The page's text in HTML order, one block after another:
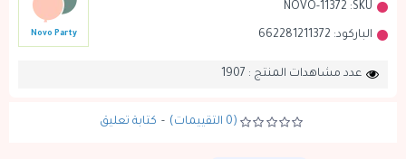
SKU:
NOVO-11372
الباركود: 662281211372
Novo Party
عدد مشاهدات المنتج : 1907
(0 التقييمات) - كتابة تعليق